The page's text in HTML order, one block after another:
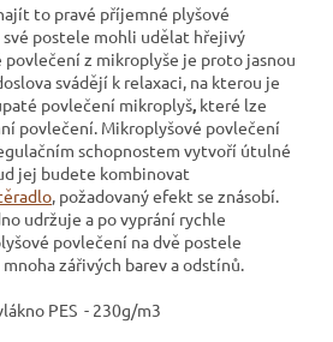
to pravé příjemné plyšové
své postele mohli udělat hřejivý
povlečení z mikroplyše je proto jasnou
svádějí k relaxaci, na kterou je
povlečení mikroplyš, které lze
povlečení. Mikroplyšové povlečení
schopnostem vytvoří útulné
jej budete kombinovat
, požadovaný efekt se znásobí.
udržuje a po vyprání rychle
povlečení na dvě postele
zářivých barev a odstínů.
PES - 230g/m3